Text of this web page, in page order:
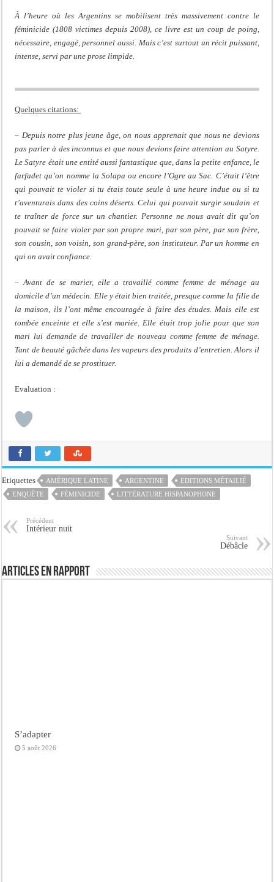
À l’heure où les Argentins se mobilisent très massivement contre le
féminicide (1808 victimes depuis 2008), ce livre est un coup de poing,
nécessaire, engagé, personnel aussi. Mais c’est surtout un récit puissant,
intense, servi par une prose limpide.
Quelques citations:
– Depuis notre plus jeune âge, on nous apprenait que nous ne devions
pas parler à des inconnus et que nous devions faire attention au Satyre.
Le Satyre était une entité aussi fantastique que, dans la petite enfance, le
farfadet qu’on nomme la Solapa ou encore l’Ogre au Sac. C’était l’être
qui pouvait te violer si tu étais toute seule à une heure indue ou si tu
t’aventurais dans des coins déserts. Celui qui pouvait surgir soudain et
te traîner de force sur un chantier. Personne ne nous avait dit qu’on
pouvait se faire violer par son propre mari, par son père, par son frère,
son cousin, son voisin, son grand-père, son instituteur. Par un homme en
qui on avait confiance.
– Avant de se marier, elle a travaillé comme femme de ménage au
domicile d’un médecin. Elle y était bien traitée, presque comme la fille de
la maison, ils l’ont même encouragée à faire des études. Mais elle est
tombée enceinte et elle s’est mariée. Elle était trop jolie pour que son
mari lui demande de travailler de nouveau comme femme de ménage.
Tant de beauté gâchée dans les vapeurs des produits d’entretien. Alors il
lui a demandé de se prostituer.
Evaluation :
Etiquettes AMÉRIQUE LATINE ARGENTINE
EDITIONS MÉTAILIÉ
ENQUÊTE
FÉMINICIDE LITTÉRATURE HISPANOPHONE
Précédent
Intérieur nuit
Suivant
Débâcle
Articles en rapport
S’adapter
5 août 2026